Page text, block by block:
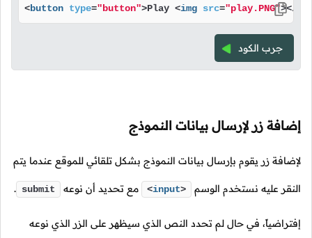
<button type="button">Play <img src="play.PNG"></
جرب الكود
إضافة زر لإرسال بيانات النموذج
لإضافة زر يقوم بإرسال بيانات النموذج بشكل تلقائي للموقع عندما يتم
النقر عليه نستخدم الوسم <input> مع تحديد أن نوعه submit
.
إفتراضياً، في حال لم تحدد النص الذي سيظهر على الزر الذي نوعه